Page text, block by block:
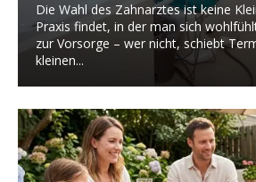
Die Wahl des Zahnarztes ist keine
Praxis findet, in der man sich
zur Vorsorge – wer nicht, schiebt
kleinen...